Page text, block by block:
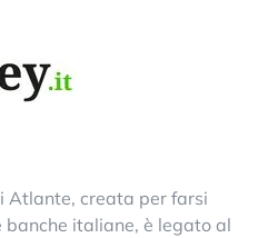
Atlante, creata per farsi
banche italiane, è legato al